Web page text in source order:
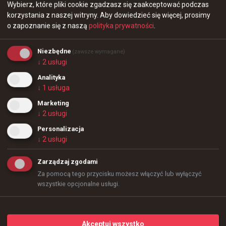
# launx wojteq 25 minut temu
lauNX nabawił się poważnej kontuzji nadgarstka
lauNXcs_
Dla wszystkich, którzy zastanawiają się, dlaczego
ostatnio przestałem streamować #recovery. Mam
nadzieję, że najpóźniej za tydzień wrócę do akcji
+
Robi wrażenie... HLTV oprowadziło nas po paryskiej hali
wypełnionej graczami
Wybierz, które pliki cookie zgadzasz się zaakceptować podczas
korzystania z naszej witryny. Aby dowiedzieć się więcej, prosimy
o zapoznanie się z naszą polityka prywatności.
Niezbędne (zawsze wymagane)
↓ 2usługi
Analityka
↓ 1 usługa
Marketing
↓ 2usługi
Personalizacja
↓ 2usługi
Zarządzaj zgodami
Za pomocą tego przycisku możesz włączyć lub wyłączyć
wszystkie opcjonalne usługi.
Akceptuj wszystko